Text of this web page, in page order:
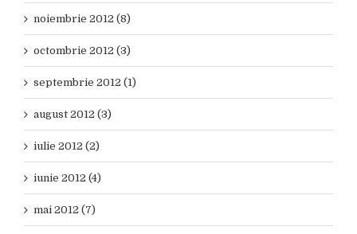
noiembrie 2012 (8)
octombrie 2012 (3)
septembrie 2012 (1)
august 2012 (3)
iulie 2012 (2)
iunie 2012 (4)
mai 2012 (7)